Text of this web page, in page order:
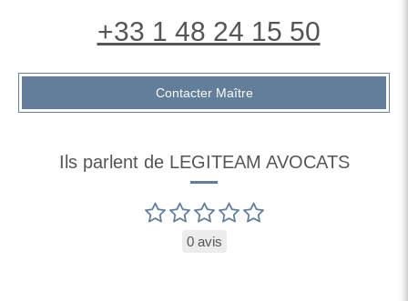
+33 1 48 24 15 50
Contacter Maître
Ils parlent de LEGITEAM AVOCATS
0 avis